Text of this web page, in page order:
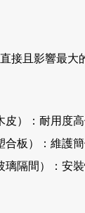
接且影響最大
皮）：耐用度
合板）：維護
璃隔間）：安